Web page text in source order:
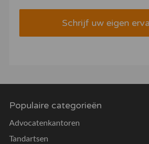
Schrijf uw eigen
Populaire categorieën
Advocatenkantoren
Tandartsen